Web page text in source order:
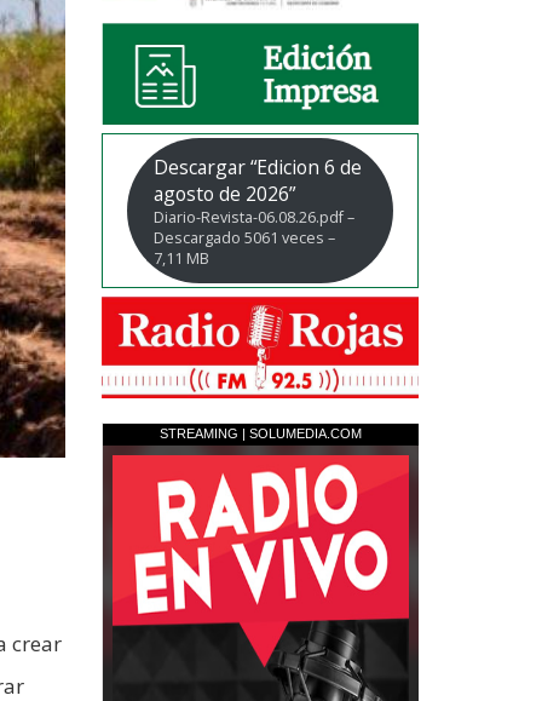
crear
Descargar “Edicion 6 de
agosto de 2026”
Diario-Revista-06.08.26.pdf –
Descargado 5061 veces –
7,11 MB